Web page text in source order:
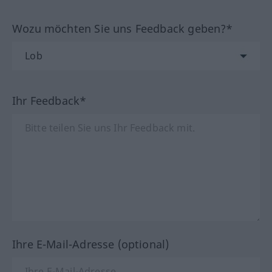
Wozu möchten Sie uns Feedback geben?*
Ihr Feedback*
Ihre E-Mail-Adresse (optional)